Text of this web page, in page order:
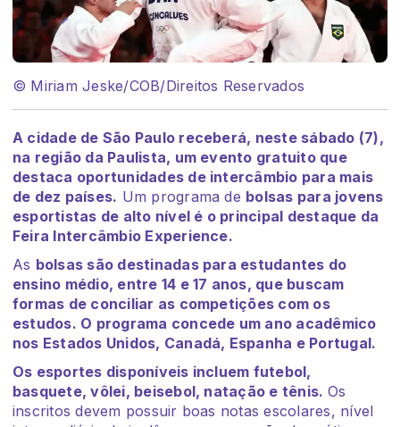
© Miriam Jeske/COB/Direitos Reservados
A cidade de São Paulo receberá, neste sábado (7),
na região da Paulista, um evento gratuito que
destaca oportunidades de intercâmbio para mais
de dez países. Um programa de bolsas para jovens
esportistas de alto nível é o principal destaque da
Feira Intercâmbio Experience.
As bolsas são destinadas para estudantes do
ensino médio, entre 14 e 17 anos, que buscam
formas de conciliar as competições com os
estudos. O programa concede um ano acadêmico
nos Estados Unidos, Canadá, Espanha e Portugal.
Os esportes disponíveis incluem futebol,
basquete, vôlei, beisebol, natação e tênis. Os
inscritos devem possuir boas notas escolares, nível